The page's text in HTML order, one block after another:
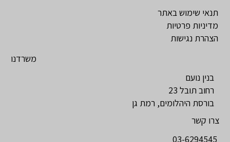
תנאי שימוש באתר
מדיניות פרטיות
הצהרת נגישות
משרדנו
בנין נועם
רחוב תובל 23
בורסת היהלומים, רמת גן
צרו קשר